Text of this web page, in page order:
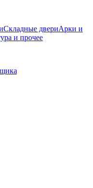
Складные двериАрки и
и прочее